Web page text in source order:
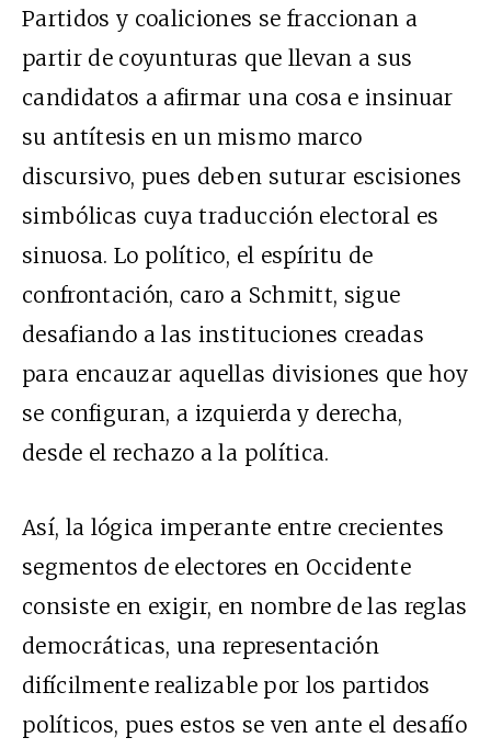
Partidos y coaliciones se fraccionan a
partir de coyunturas que llevan a sus
candidatos a afirmar una cosa e insinuar
su antítesis en un mismo marco
discursivo, pues deben suturar escisiones
simbólicas cuya traducción electoral es
sinuosa. Lo político, el espíritu de
confrontación, caro a Schmitt, sigue
desafiando a las instituciones creadas
para encauzar aquellas divisiones que hoy
se configuran, a izquierda y derecha,
desde el rechazo a la política.
Así, la lógica imperante entre crecientes
segmentos de electores en Occidente
consiste en exigir, en nombre de las reglas
democráticas, una representación
difícilmente realizable por los partidos
políticos, pues estos se ven ante el desafío